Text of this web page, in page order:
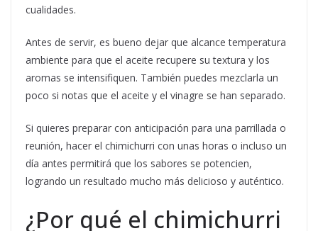
cualidades.
Antes de servir, es bueno dejar que alcance temperatura
ambiente para que el aceite recupere su textura y los
aromas se intensifiquen. También puedes mezclarla un
poco si notas que el aceite y el vinagre se han separado.
Si quieres preparar con anticipación para una parrillada o
reunión, hacer el chimichurri con unas horas o incluso un
día antes permitirá que los sabores se potencien,
logrando un resultado mucho más delicioso y auténtico.
¿Por qué el chimichurri